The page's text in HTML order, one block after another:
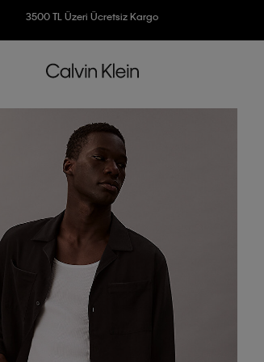
TL Ve Üzeri Alışverişlerinizde 6 Taksit İmkanı